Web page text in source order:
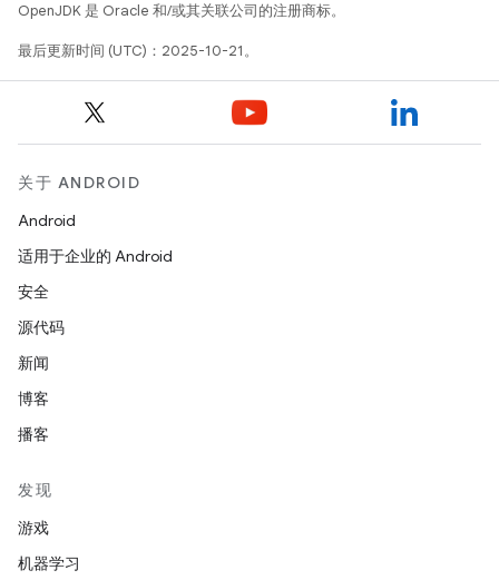
OpenJDK 是 Oracle 和/或其关联公司的注册商标。
最后更新时间 (UTC)：2025-10-21。
关于 ANDROID
Android
适用于企业的 Android
安全
源代码
新闻
博客
播客
发现
游戏
机器学习